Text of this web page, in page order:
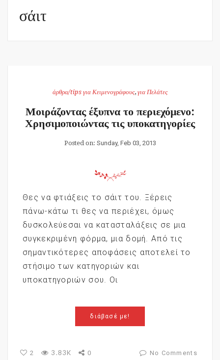
σάιτ
άρθρα/tips για Κειμενογράφους, για Πελάτες
Μοιράζοντας έξυπνα το περιεχόμενο:
Χρησιμοποιώντας τις υποκατηγορίες
Posted on: Sunday, Feb 03, 2013
Θες να φτιάξεις το σάιτ του. Ξέρεις
πάνω-κάτω τι θες να περιέχει, όμως
δυσκολεύεσαι να κατασταλάξεις σε μια
συγκεκριμένη φόρμα, μια δομή. Από τις
σημαντικότερες αποφάσεις αποτελεί το
στήσιμο των κατηγοριών και
υποκατηγοριών σου. Οι
διάβασέ με!
2 3.83K 0 No Comments